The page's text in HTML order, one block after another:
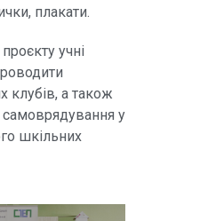
плакати.
учні
клубів, а також
самоврядування у
шкільних